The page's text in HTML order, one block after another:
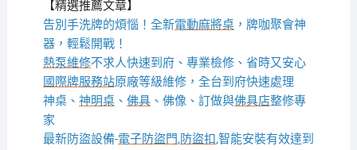
【精選推薦文章】
告別手洗牌的煩惱！全新電動麻將桌，牌咖聚會神
器，輕鬆開戰！
熱泵維修不求人快速到府、專業檢修、省時又安心
國際牌服務站原廠等級維修，全台到府快速處理
神桌、 神明桌、 佛具、佛像、訂做與佛具店整修專
家
最新防盜設備-電子防盜門,防盜扣,智能安裝有效達到